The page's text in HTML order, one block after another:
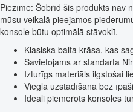
Piezīme: Šobrīd šis produkts nav
mūsu veikalā pieejamos
konsole būtu optimālā stāvoklī.
Klasiska balta krāsa, kas
Savietojams ar standarta
Izturīgs materiāls ilgstošai
Viegla uzstādīšana bez
Ideāli piemērots konsoles